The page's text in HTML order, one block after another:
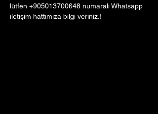
lütfen +905013700648 numaralı Whatsapp
iletişim hattımıza bilgi veriniz.!